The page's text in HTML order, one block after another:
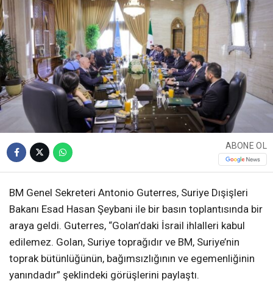
ABONE OL
BM Genel Sekreteri Antonio Guterres, Suriye Dışişleri
Bakanı Esad Hasan Şeybani ile bir basın toplantısında bir
araya geldi. Guterres, “Golan’daki İsrail ihlalleri kabul
edilemez. Golan, Suriye toprağıdır ve BM, Suriye’nin
toprak bütünlüğünün, bağımsızlığının ve egemenliğinin
yanındadır” şeklindeki görüşlerini paylaştı.